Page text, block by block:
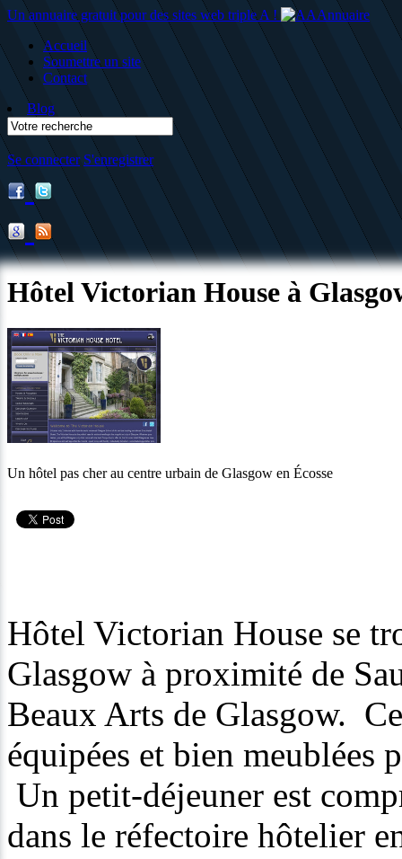
Un annuaire gratuit pour des sites web triple A !
Accueil
Soumettre un site
Contact
Blog
Se connecter S'enregistrer
Hôtel Victorian House à
Un hôtel pas cher au centre urbain de Glasgow en Écosse
Hôtel Victorian House se
Glasgow à proximité de
Beaux Arts de Glasgow.
équipées et bien
Un petit-déjeuner est
dans le réfectoire hôtelier